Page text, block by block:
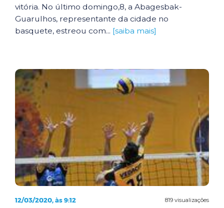
vitória. No último domingo,8, a Abagesbak-
Guarulhos, representante da cidade no
basquete, estreou com... [saiba mais]
819 visualizações
12/03/2020, às 9:12